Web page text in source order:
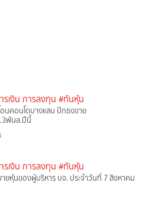
รเงิน การลงทุน #ทันหุ้น
อนคอนโดบางแสน ปักธงขาย
พันล.ปีนี้
รเงิน การลงทุน #ทันหุ้น
ยหุ้นของผู้บริหาร บจ. ประจำวันที่ 7 สิงหาคม